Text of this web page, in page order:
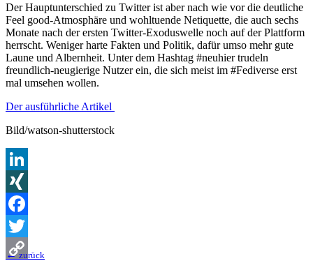
Der Hauptunterschied zu Twitter ist aber nach wie vor die deutliche
Feel good-Atmosphäre und wohltuende Netiquette, die auch sechs
Monate nach der ersten Twitter-Exoduswelle noch auf der Plattform
herrscht. Weniger harte Fakten und Politik, dafür umso mehr gute
Laune und Albernheit. Unter dem Hashtag #neuhier trudeln
freundlich-neugierige Nutzer ein, die sich meist im #Fediverse erst
mal umsehen wollen.
Der ausführliche Artikel
Bild/watson-shutterstock
LinkedIn
XING
Facebook
Twitter
←zurück